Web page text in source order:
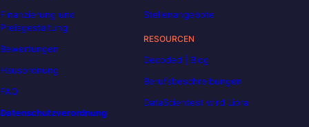
Finanzierung und
Preisgestaltung
Bewertungen
Hausordnung
FAQ
Datenschutzverordnung
Stellenangebote
RESOURCEN
Decoded | Blog
Berufsbeschreibungen
DataScientest wird Liora